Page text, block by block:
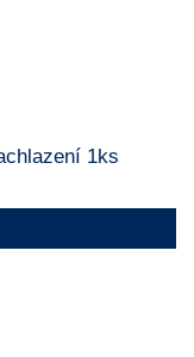
1ks